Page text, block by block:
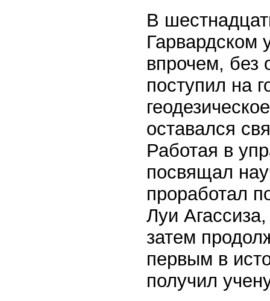
В
Гарвардском
впрочем, без
поступил на
оставался
Работая в
посвящал
проработал
Луи
затем
первым в
получил